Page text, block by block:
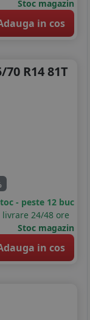
Stoc magazin
in cos
70 R14 81T
- peste 12 buc
livrare 24/48 ore
Stoc magazin
in cos